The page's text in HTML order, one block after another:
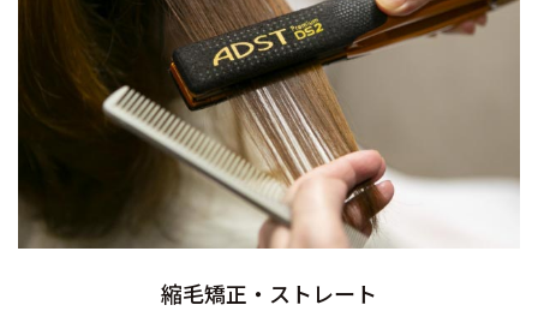
縮毛矯正・ストレート